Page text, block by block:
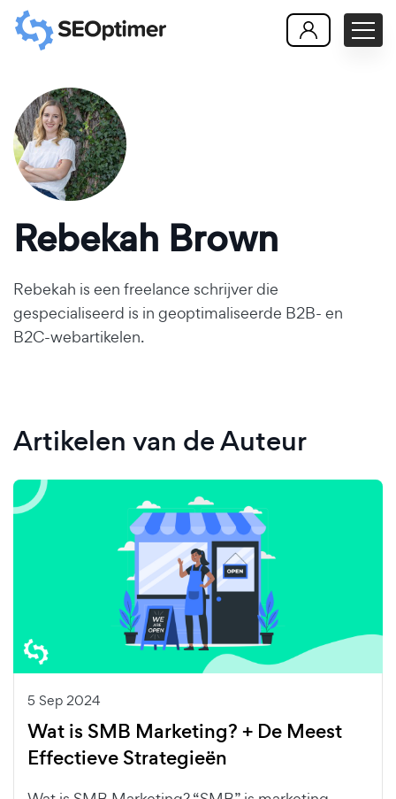
Rebekah Brown
Rebekah is een freelance schrijver die
gespecialiseerd is in geoptimaliseerde B2B- en
B2C-webartikelen.
Artikelen van de Auteur
5 Sep 2024
Wat is SMB Marketing? + De Meest
Effectieve Strategieën